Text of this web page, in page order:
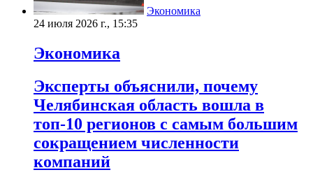
Экономика
24 июля 2026 г., 15:35
Экономика
Эксперты объяснили, почему
Челябинская область вошла в
топ-10 регионов с самым большим
сокращением численности
компаний